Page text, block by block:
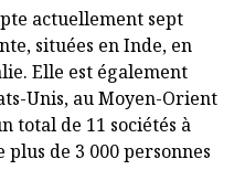
actuellement sept
situées en Inde, en
Elle est également
Unis, au Moyen-Orient
total de 11 sociétés à
de 3 000 personnes